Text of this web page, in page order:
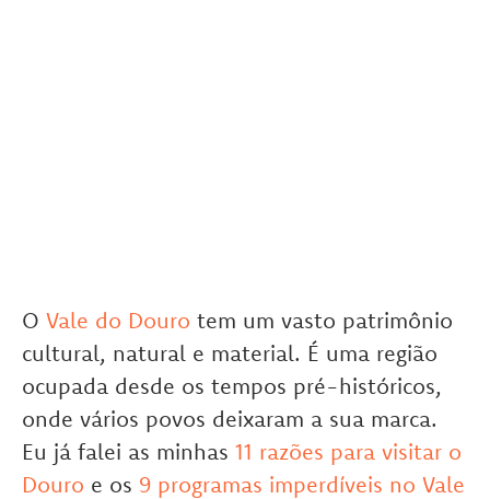
O Vale do Douro tem um vasto patrimônio
cultural, natural e material. É uma região
ocupada desde os tempos pré-históricos,
onde vários povos deixaram a sua marca.
Eu já falei as minhas 11 razões para visitar o
Douro e os 9 programas imperdíveis no Vale